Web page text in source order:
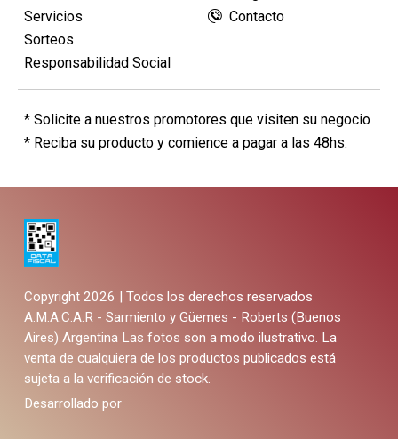
Servicios
Sorteos
Responsabilidad Social
Contacto
* Solicite a nuestros promotores que visiten su negocio
* Reciba su producto y comience a pagar a las 48hs.
Copyright 2026 | Todos los derechos reservados
A.M.A.C.A.R - Sarmiento y Güemes - Roberts (Buenos
Aires) Argentina Las fotos son a modo ilustrativo. La
venta de cualquiera de los productos publicados está
sujeta a la verificación de stock.
Desarrollado por